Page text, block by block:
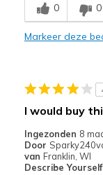
Stylish
Width
Sizing
0 0
Markeer deze
I would buy
Ingezonden 8
Door
van Franklin, WI
Describe Yourself